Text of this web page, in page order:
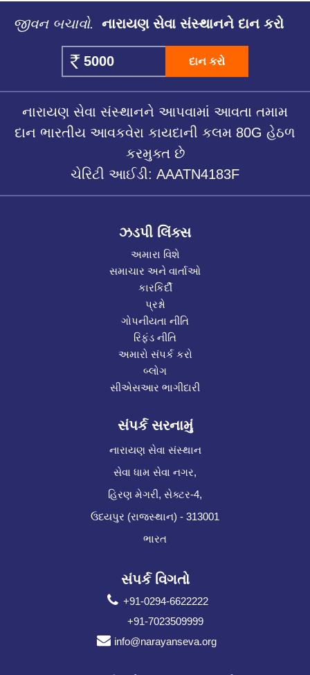
જીવન બચાવો. નારાયણ સેવા સંસ્થાનને દાન કરો
દાન કરો
નારાયણ સેવા સંસ્થાનને આપવામાં આવતા તમામ
દાન ભારતીય આવકવેરા કાયદાની કલમ 80G હેઠળ
કરમુક્ત છે
ચેરિટી આઈડી: AAATN4183F
ઝડપી લિંક્સ
અમારા વિશે
સમાચાર અને વાર્તાઓ
કારકિર્દી
પ્રશ્નો
ગોપનીયતા નીતિ
રિફંડ નીતિ
અમારો સંપર્ક કરો
બ્લોગ
સીએસઆર ભાગીદારી
સંપર્ક સરનામું
નારાયણ સેવા સંસ્થાન
સેવા ધામ સેવા નગર,
હિરણ મેગરી, સેક્ટર-4,
ઉદયપુર (રાજસ્થાન) - 313001
ભારત
સંપર્ક વિગતો
+91-0294-6622222
+91-7023509999
info@narayanseva.org